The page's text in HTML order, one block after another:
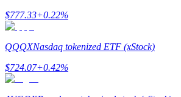
Узнайте, как оставаться прибыльным
$777.33+0.22%
QQQXNasdaq tokenized ETF (xStock)
$724.07+0.42%